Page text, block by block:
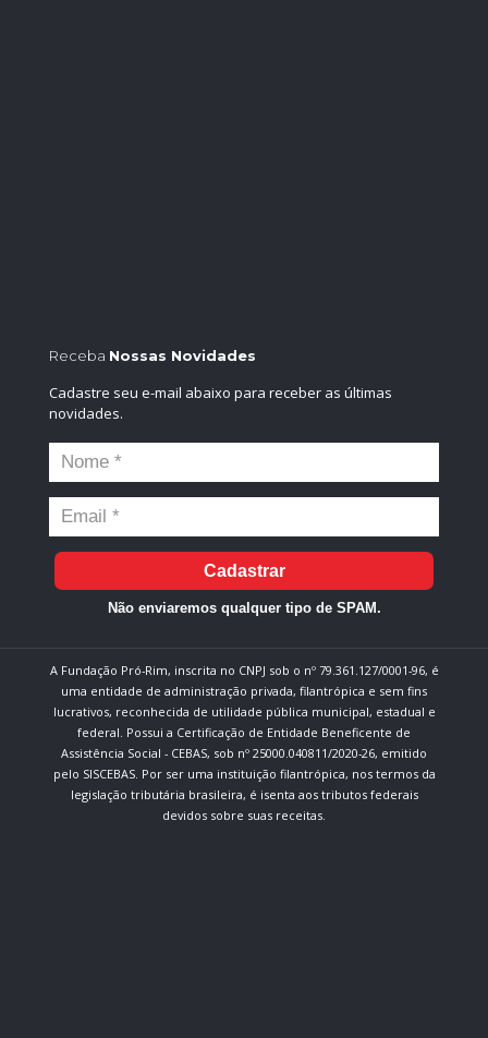
Receba Nossas Novidades
Cadastre seu e-mail abaixo para receber as últimas
novidades.
Cadastrar
Não enviaremos qualquer tipo de SPAM.
A Fundação Pró-Rim, inscrita no CNPJ sob o nº 79.361.127/0001-96, é
uma entidade de administração privada, filantrópica e sem fins
lucrativos, reconhecida de utilidade pública municipal, estadual e
federal. Possui a Certificação de Entidade Beneficente de
Assistência Social - CEBAS, sob nº 25000.040811/2020-26, emitido
pelo SISCEBAS. Por ser uma instituição filantrópica, nos termos da
legislação tributária brasileira, é isenta aos tributos federais
devidos sobre suas receitas.